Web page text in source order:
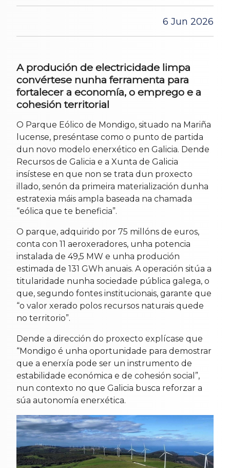
6 Jun 2026
A produción de electricidade limpa
convértese nunha ferramenta para
fortalecer a economía, o emprego e a
cohesión territorial
O Parque Eólico de Mondigo, situado na Mariña
lucense, preséntase como o punto de partida
dun novo modelo enerxético en Galicia. Dende
Recursos de Galicia e a Xunta de Galicia
insístese en que non se trata dun proxecto
illado, senón da primeira materialización dunha
estratexia máis ampla baseada na chamada
“eólica que te beneficia”.
O parque, adquirido por 75 millóns de euros,
conta con 11 aeroxeradores, unha potencia
instalada de 49,5 MW e unha produción
estimada de 131 GWh anuais. A operación sitúa a
titularidade nunha sociedade pública galega, o
que, segundo fontes institucionais, garante que
“o valor xerado polos recursos naturais quede
no territorio”.
Dende a dirección do proxecto explícase que
“Mondigo é unha oportunidade para demostrar
que a enerxía pode ser un instrumento de
estabilidade económica e de cohesión social”,
nun contexto no que Galicia busca reforzar a
súa autonomía enerxética.